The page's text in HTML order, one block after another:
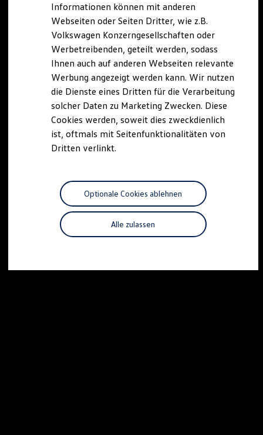
Lifestyle Shop
T-Roc Kollektion
Golf Kollektion
ID. Kollektion
Volkswagen Kollektion
R-Kollektion
GTI Kollektion
Fußball Drop
we drive football
#wedriveproud
Besitzer und Service
Software Updates
Service und Ersatzteile
Motorenöl und Flüssigkeiten
Räder und Reifen
Pannen- und Unfallhilfe
Economy Service
Volkswagen Teile
Zubehör
Informationen können mit anderen
Webseiten oder Seiten Dritter, wie z.B.
Volkswagen Konzerngesellschaften oder
Werbetreibenden, geteilt werden, sodass
Ihnen auch auf anderen Webseiten relevante
Werbung angezeigt werden kann. Wir nutzen
die Dienste eines Dritten für die Verarbeitung
solcher Daten zu Marketing Zwecken. Diese
Cookies werden, soweit dies zweckdienlich
ist, oftmals mit Seitenfunktionalitäten von
Dritten verlinkt.
Alle zulassen
Optionale Cookies ablehnen